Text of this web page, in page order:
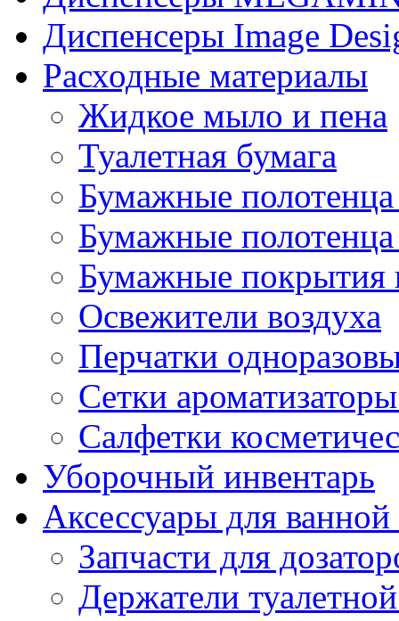
Диспенсеры Image
Расходные материалы
Жидкое мыло и пена
Туалетная бумага
Бумажные полотенца
Бумажные полотенца
Бумажные покрытия
Освежители воздуха
Перчатки
Сетки
Салфетки
Уборочный инвентарь
Аксессуары для
Запчасти для
Держатели